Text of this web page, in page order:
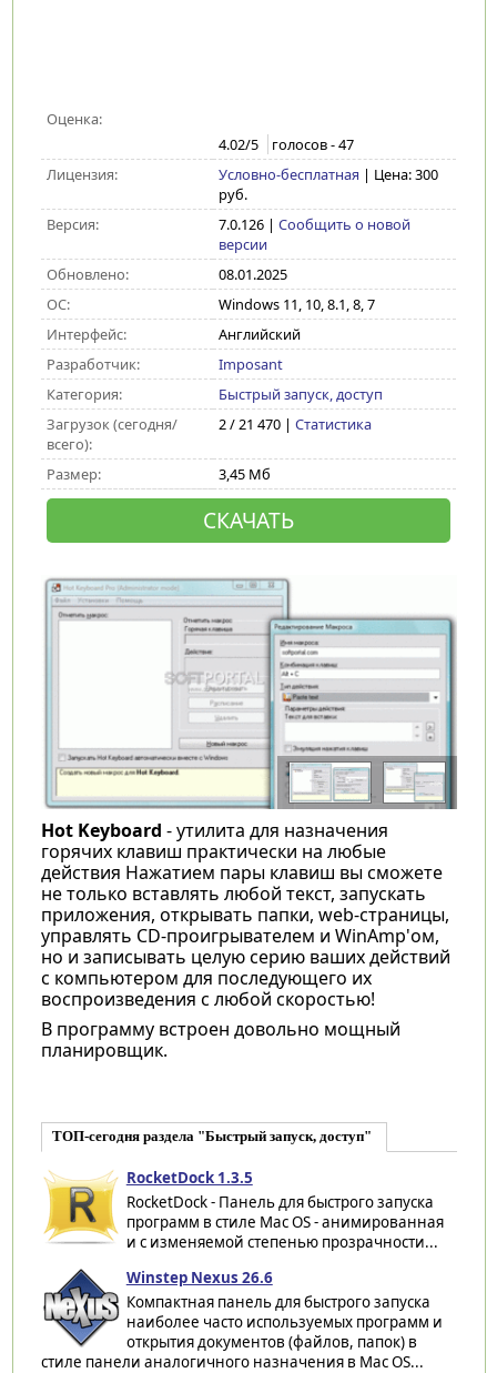
Оценка:
4.02/5 голосов -47
Лицензия:
Условно-бесплатная | Цена: 300
руб.
Версия:
7.0.126| Сообщить о новой
версии
Обновлено:
08.01.2025
ОС:
Windows 11, 10, 8.1, 8, 7
Интерфейс:
Английский
Разработчик:
Imposant
Категория:
Быстрый запуск, доступ
Загрузок (сегодня/
всего):
2 / 21 470 | Статистика
Размер: 3,45 Мб
СКАЧАТЬ
Hot Keyboard - утилита для назначения
горячих клавиш практически на любые
действия Нажатием пары клавиш вы сможете
не только вставлять любой текст, запускать
приложения, открывать папки, web-страницы,
управлять CD-проигрывателем и WinAmp'ом,
но и записывать целую серию ваших действий
с компьютером для последующего их
воспроизведения с любой скоростью!
В программу встроен довольно мощный
планировщик.
ТОП-сегодня раздела "Быстрый запуск, доступ"
RocketDock 1.3.5
RocketDock - Панель для быстрого запуска
программ в стиле Mac OS - анимированная
и с изменяемой степенью прозрачности...
Winstep Nexus 26.6
Компактная панель для быстрого запуска
наиболее часто используемых программ и
открытия документов (файлов, папок) в
стиле панели аналогичного назначения в Mac OS...